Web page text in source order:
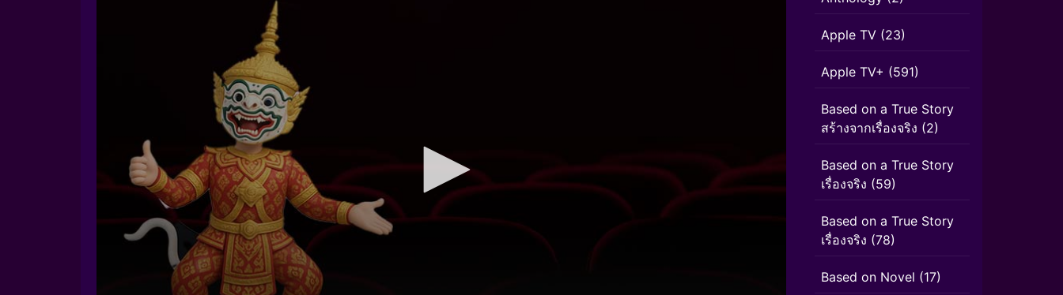
Apple TV (23)
Apple TV+ (591)
Based on a True Story
สร้างจากเรื่องจริง (2)
Based on a True Story
เรื่องจริง (59)
Based on a True Story
เรื่องจริง (78)
Based on Novel (17)